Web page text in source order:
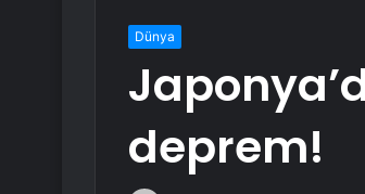
Dünya
deprem!